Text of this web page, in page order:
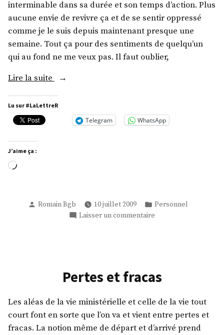
interminable dans sa durée et son temps d’action. Plus
aucune envie de revivre ça et de se sentir oppressé
comme je le suis depuis maintenant presque une
semaine. Tout ça pour des sentiments de quelqu’un
qui au fond ne me veux pas. Il faut oublier,
Lire la suite
« Une
Lu sur #LaLettreR
Telegram WhatsApp
J’aime ça :
Chargement…
Publié
Romain Bgb 10 juillet 2009
Publié
dans
Personnel
Laisser un commentaire
Pertes et fracas
Les aléas de la vie ministérielle et celle de la vie tout
court font en sorte que l’on va et vient entre pertes et
fracas. La notion même de départ et d’arrivé prend